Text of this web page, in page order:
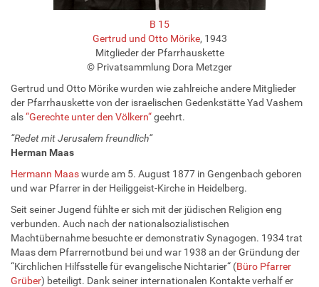
B 15
Gertrud und Otto Mörike, 1943
Mitglieder der Pfarrhauskette
© Privatsammlung Dora Metzger
Gertrud und Otto Mörike wurden wie zahlreiche andere Mitglieder
der Pfarrhauskette von der israelischen Gedenkstätte Yad Vashem
als“Gerechte unter den Völkern“geehrt.
“Redet mit Jerusalem freundlich“
Herman Maas
Hermann Maaswurde am 5. August 1877 in Gengenbach geboren
und war Pfarrer in der Heiliggeist-Kirche in Heidelberg.
Seit seiner Jugend fühlte er sich mit der jüdischen Religion eng
verbunden. Auch nach der nationalsozialistischen
Machtübernahme besuchte er demonstrativ Synagogen. 1934 trat
Maas dem Pfarrernotbund bei und war 1938 an der Gründung der
“Kirchlichen Hilfsstelle für evangelische Nichtarier“ (Büro Pfarrer
Grüber) beteiligt. Dank seiner internationalen Kontakte verhalf er